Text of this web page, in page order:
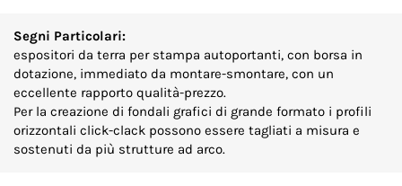
Segni Particolari:
espositori da terra per stampa autoportanti, con borsa in
dotazione, immediato da montare-smontare, con un
eccellente rapporto qualità-prezzo.
Per la creazione di fondali grafici di grande formato i profili
orizzontali click-clack possono essere tagliati a misura e
sostenuti da più strutture ad arco.